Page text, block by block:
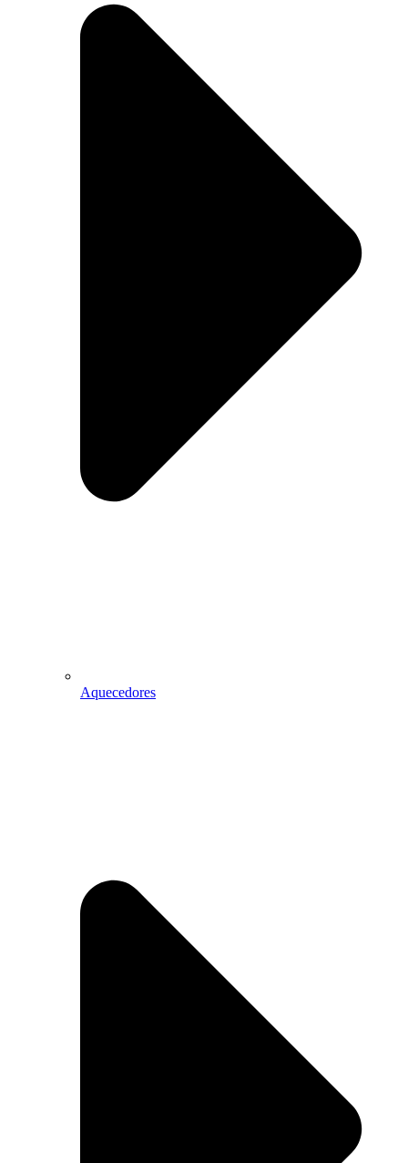
Aquecedores